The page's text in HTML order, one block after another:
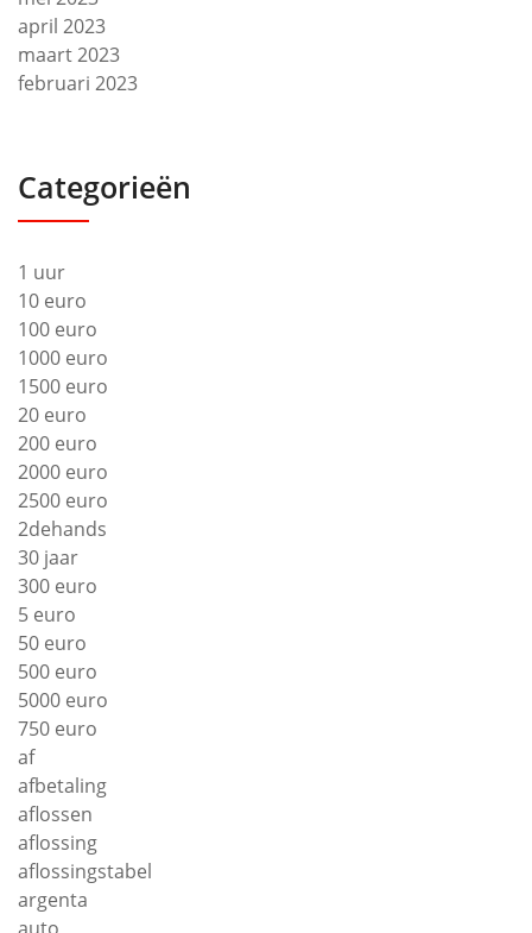
april 2023
maart 2023
februari 2023
Categorieën
1 uur
10 euro
100 euro
1000 euro
1500 euro
20 euro
200 euro
2000 euro
2500 euro
2dehands
30 jaar
300 euro
5 euro
50 euro
500 euro
5000 euro
750 euro
af
afbetaling
aflossen
aflossing
aflossingstabel
argenta